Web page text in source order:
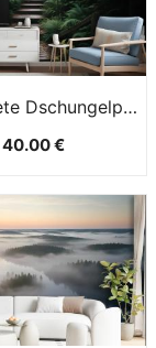
Fototapete Dschungelpfad
40.00 €